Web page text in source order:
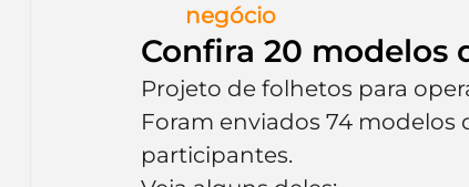
negócio
Confira 20 modelos
Projeto de folhetos para
Foram enviados 74
participantes.